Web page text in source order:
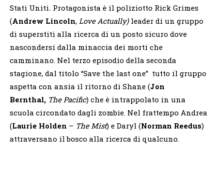
Stati Uniti. Protagonista è il poliziotto Rick Grimes
(Andrew Lincoln, Love Actually)leader di un gruppo
di superstiti alla ricerca di un posto sicuro dove
nascondersi dalla minaccia dei morti che
camminano. Nel terzo episodio della seconda
stagione, dal titolo “Save the last one” tutto il gruppo
aspetta con ansia il ritorno di Shane (Jon
Bernthal, The Pacific) che è intrappolato in una
scuola circondato dagli zombie. Nel frattempo Andrea
(Laurie Holden – The Mist) e Daryl (Norman Reedus)
attraversano il bosco alla ricerca di qualcuno.